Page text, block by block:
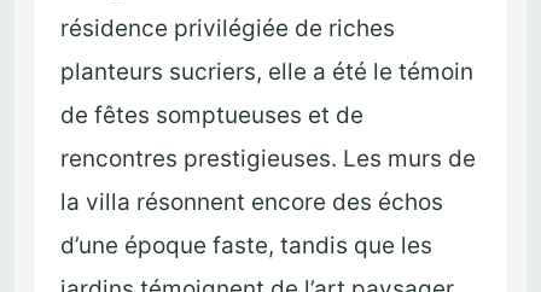
résidence privilégiée de riches
planteurs sucriers, elle a été le témoin
de fêtes somptueuses et de
rencontres prestigieuses. Les murs de
la villa résonnent encore des échos
d’une époque faste, tandis que les